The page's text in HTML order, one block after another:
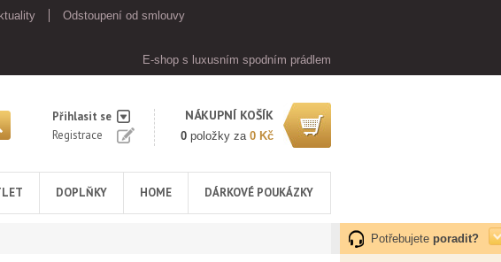
Odstoupení od smlouvy
E-shop s luxusním spodním prádlem
Přihlasit se
Registrace
NÁKUPNÍ KOŠÍK
0 položky za 0 Kč
DOPLŇKY HOME DÁRKOVÉ POUKÁZKY
Potřebujete poradit?